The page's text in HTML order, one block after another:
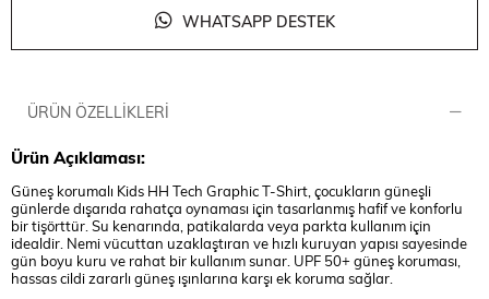
WHATSAPP DESTEK
ÜRÜN ÖZELLIKLERI
Ürün Açıklaması:
Güneş korumalı Kids HH Tech Graphic T-Shirt, çocukların güneşli
günlerde dışarıda rahatça oynaması için tasarlanmış hafif ve konforlu
bir tişörttür. Su kenarında, patikalarda veya parkta kullanım için
idealdir. Nemi vücuttan uzaklaştıran ve hızlı kuruyan yapısı sayesinde
gün boyu kuru ve rahat bir kullanım sunar. UPF 50+ güneş koruması,
hassas cildi zararlı güneş ışınlarına karşı ek koruma sağlar.